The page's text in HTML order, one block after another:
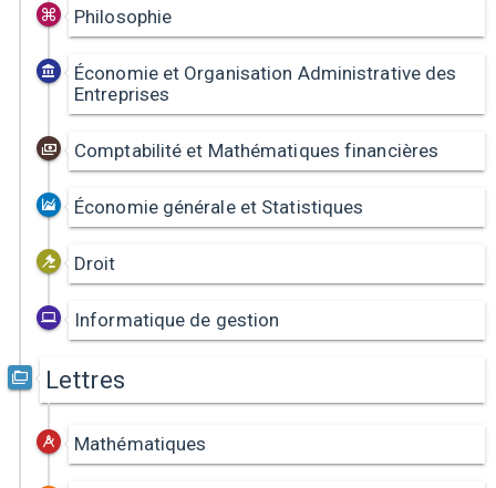
Philosophie
Économie et Organisation Administrative des
Entreprises
Comptabilité et Mathématiques financières
Économie générale et Statistiques
Droit
Informatique de gestion
Lettres
Mathématiques